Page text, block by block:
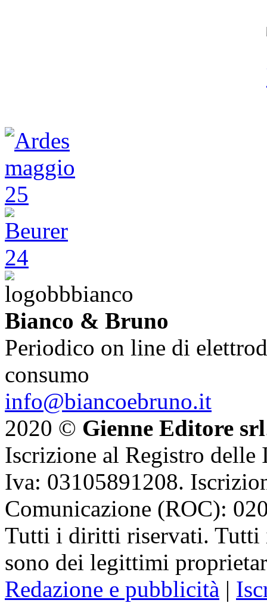
Bianco & Bruno
Periodico on line di
consumo
info@biancoebruno.it
2020 © Gienne Editore srl
Iscrizione al Registro delle
Iva: 03105891208.
Comunicazione (ROC):
Tutti i diritti riservati. Tutti
sono dei legittimi
Redazione e pubblicità |